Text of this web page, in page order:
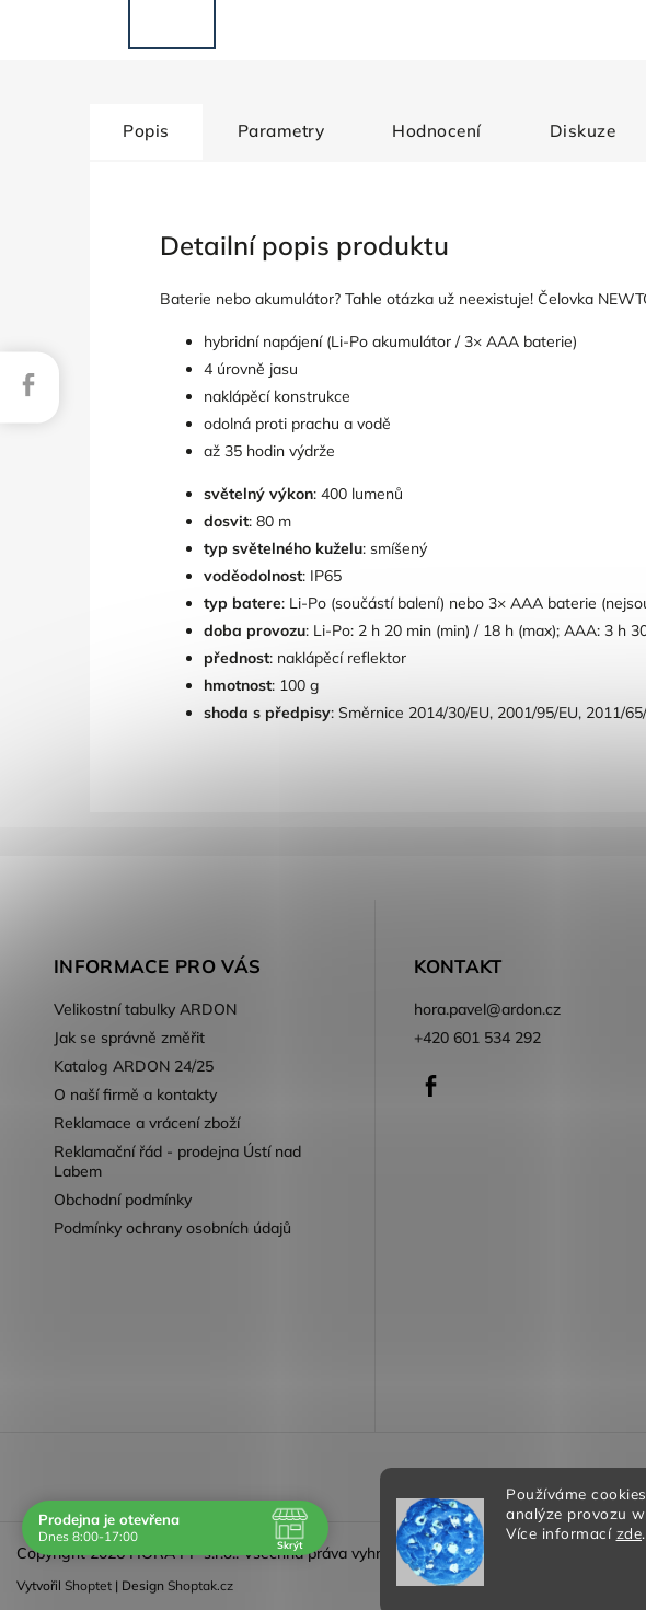
Používáme
analýze provozu
Více informací zde.
Popis Parametry Hodnocení Diskuze
Detailní popis produktu
Baterie nebo akumulátor? Tahle otázka už neexistuje! Čelovka
hybridní napájení (Li-Po akumulátor / 3× AAA baterie)
4 úrovně jasu
naklápěcí konstrukce
odolná proti prachu a vodě
až 35 hodin výdrže
světelný výkon: 400 lumenů
dosvit: 80 m
typ světelného kuželu: smíšený
voděodolnost: IP65
typ batere: Li-Po (součástí balení) nebo 3× AAA baterie
doba provozu: Li-Po: 2 h 20 min (min) / 18 h (max); AAA: 3 h
přednost: naklápěcí reflektor
hmotnost: 100 g
shoda s předpisy: Směrnice 2014/30/EU, 2001/95/EU, 2011/
INFORMACE PRO VÁS
Velikostní tabulky ARDON
Jak se správně změřit
Katalog ARDON 24/25
O naší firmě a kontakty
Reklamace a vrácení zboží
Reklamační řád - prodejna Ústí nad
Labem
Obchodní podmínky
Podmínky ochrany osobních údajů
KONTAKT
hora.pavel@ardon.cz
+420 601 534 292
Copyright 2026HORA PP s.r.o.. Všechna práva vyhrazena.
Vytvořil Shoptet | Design Shoptak.cz
Prodejna je otevřena
Dnes 8:00-17:00
Skrýt